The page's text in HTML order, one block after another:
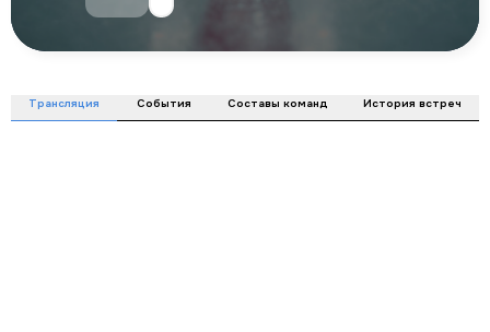
Трансляция События Составы команд История встреч